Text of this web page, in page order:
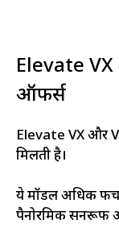
Elevate
ऑफर्स
Elevate VX और
मिलती है।
ये मॉडल अधिक
पैनोरमिक सनरूफ